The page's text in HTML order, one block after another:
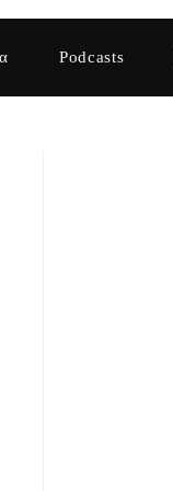
Podcasts